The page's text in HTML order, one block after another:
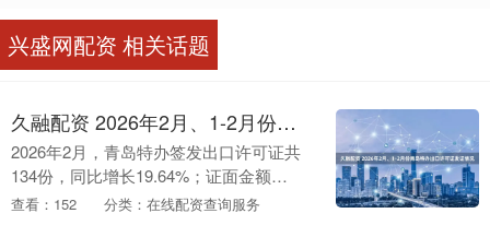
兴盛网配资 相关话题
久融配资 2026年2月、1-2月份青岛特办出口许可证发证情况
2026年2月，青岛特办签发出口许可证共
134份，同比增长19.64%；证面金额
29065.2万美元，同比增长179.24%。
查看：152 分类：在线配资查询服务